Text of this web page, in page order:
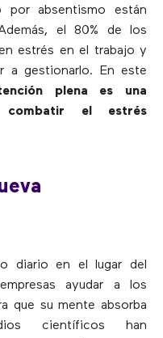
por absentismo están
el 80% de los
estrés en el trabajo y
a gestionarlo. En este
plena es una
combatir el estrés
diario en el lugar del
ayudar a los
que su mente absorba
científicos han